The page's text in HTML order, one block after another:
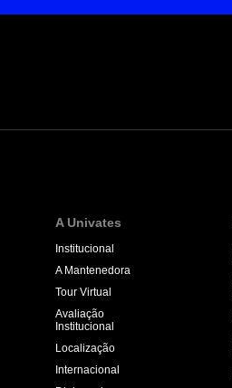
A Univates
Institucional
A Mantenedora
Tour Virtual
Avaliação
Institucional
Localização
Internacional